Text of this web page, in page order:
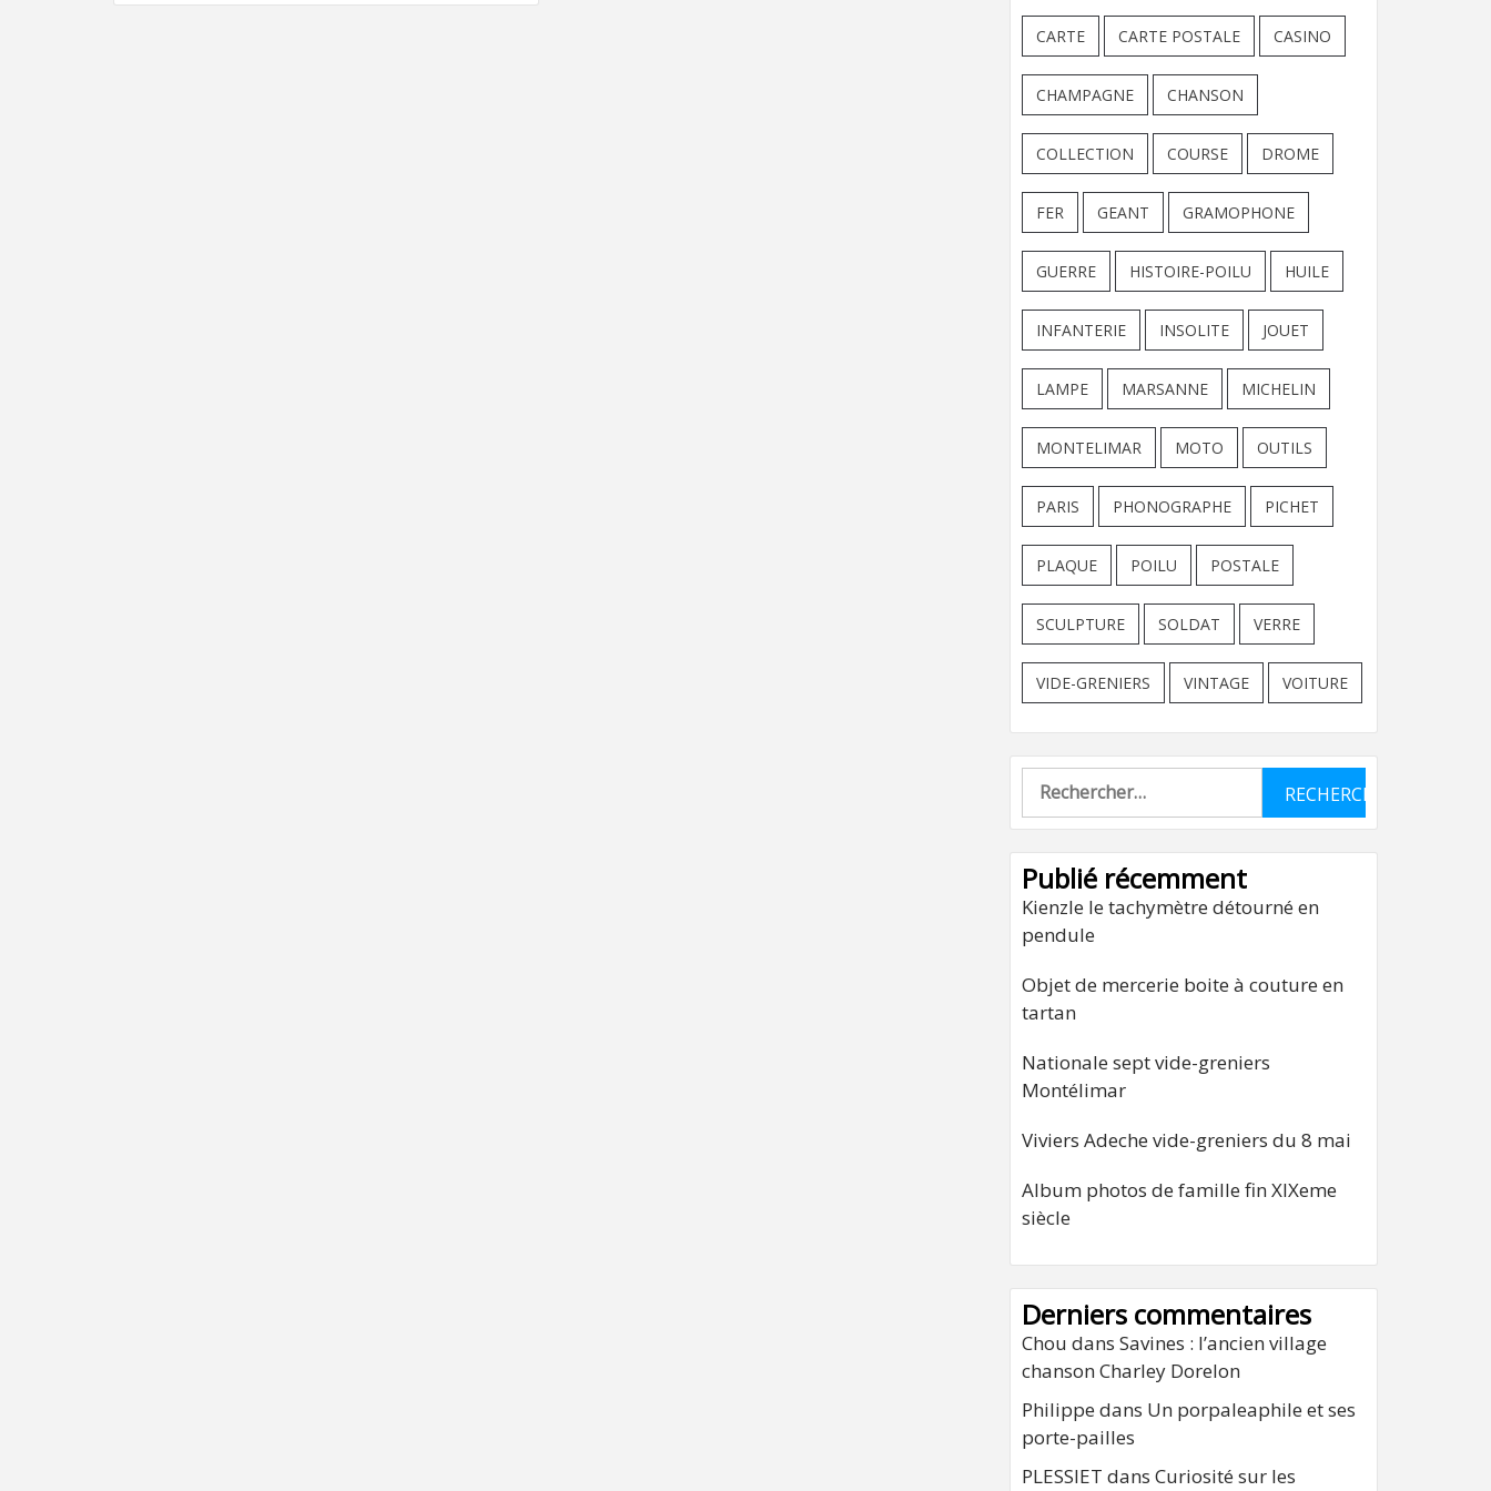
CARTE CARTE POSTALE CASINO
CHAMPAGNE CHANSON
COLLECTION COURSE DROME
FER GEANT GRAMOPHONE
GUERRE HISTOIRE-POILU HUILE
INFANTERIE INSOLITE JOUET
LAMPE MARSANNE MICHELIN
MONTELIMAR MOTO OUTILS
PARIS PHONOGRAPHE PICHET
PLAQUE POILU POSTALE
SCULPTURE SOLDAT VERRE
VIDE-GRENIERS VINTAGE VOITURE
Rechercher :
Publié récemment
Kienzle le tachymètre détourné en
pendule
Objet de mercerie boite à couture en
tartan
Nationale sept vide-greniers
Montélimar
Viviers Adeche vide-greniers du 8 mai
Album photos de famille fin XIXeme
siècle
Derniers commentaires
Chou dans Savines : l’ancien village
chanson Charley Dorelon
Philippe dans Un porpaleaphile et ses
porte-pailles
PLESSIET dans Curiosité sur les